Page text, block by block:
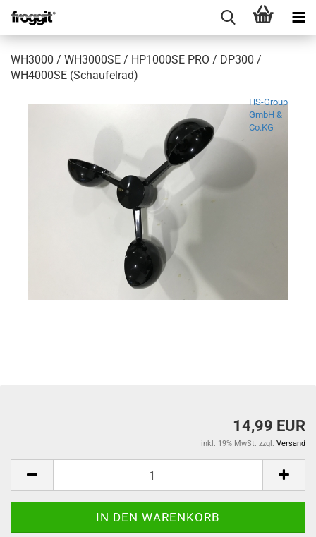
WH3000 / WH3000SE / HP1000SE PRO / DP300 /
WH4000SE (Schaufelrad)
HS-Group
GmbH &
Co.KG
14,99 EUR
inkl. 19% MwSt. zzgl. Versand